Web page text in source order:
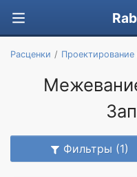
Расценки Проектирование
Фильтры (1)